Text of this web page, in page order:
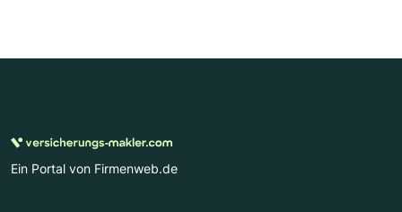
Ein Portal von Firmenweb.de